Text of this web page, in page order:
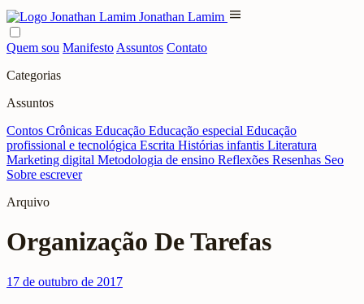
Jonathan Lamim menu
Quem sou Manifesto Assuntos Contato
Categorias
Assuntos
Contos Crônicas Educação Educação especial Educação
profissional e tecnológica Escrita Histórias infantis Literatura
Marketing digital Metodologia de ensino Reflexões Resenhas Seo
Sobre escrever
Arquivo
Organização De Tarefas
17 de outubro de 2017